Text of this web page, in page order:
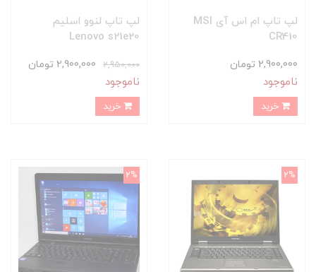
لپ تاپ ام اس آی MSI
CR410
2,900,000 تومان
ناموجود
لپ تاپ لنوو اسلیم
Lenovo s21e20
2,950,000 2,900,000 تومان
ناموجود
2%
2%